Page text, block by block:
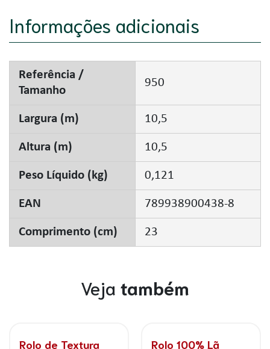
Informações adicionais
Referência /
Tamanho
950
Largura (m) 10,5
Altura (m) 10,5
Peso Líquido (kg) 0,121
EAN 789938900438-8
Comprimento (cm) 23
Veja também
Rolo 100% Lã Rolo Massa